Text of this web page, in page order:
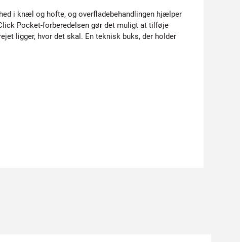
i knæl og hofte, og overfladebehandlingen hjælper
Pocket-forberedelsen gør det muligt at tilføje
ligger, hvor det skal. En teknisk buks, der holder